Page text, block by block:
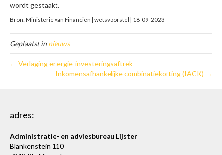
wordt gestaakt.
Bron: Ministerie van Financiën | wetsvoorstel | 18-09-2023
Geplaatst innieuws
← Verlaging energie-investeringsaftrek
Inkomensafhankelijke combinatiekorting (IACK) →
adres:
Administratie- en adviesbureau Lijster
Blankenstein 110